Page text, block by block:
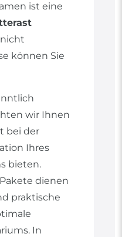
ist eine
können Sie
wir Ihnen
bei der
Ihres
bieten.
dienen
praktische
In